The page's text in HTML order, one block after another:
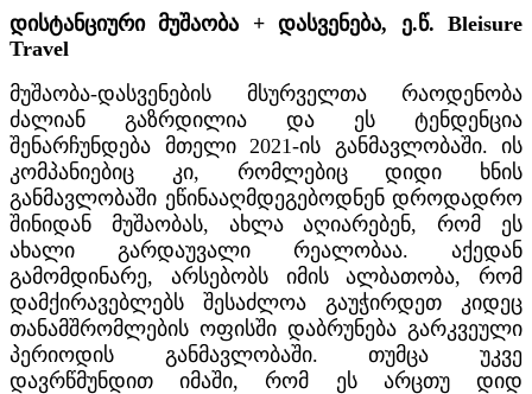
დისტანციური მუშაობა + დასვენება, ე.წ. Bleisure
Travel
მუშაობა-დასვენების მსურველთა რაოდენობა
ძალიან გაზრდილია და ეს ტენდენცია
შენარჩუნდება მთელი 2021-ის განმავლობაში. ის
კომპანიებიც კი, რომლებიც დიდი ხნის
განმავლობაში ეწინააღმდეგებოდნენ დროდადრო
შინიდან მუშაობას, ახლა აღიარებენ, რომ ეს
ახალი გარდაუვალი რეალობაა. აქედან
გამომდინარე, არსებობს იმის ალბათობა, რომ
დამქირავებლებს შესაძლოა გაუჭირდეთ კიდეც
თანამშრომლების ოფისში დაბრუნება გარკვეული
პერიოდის განმავლობაში. თუმცა უკვე
დავრწმუნდით იმაში, რომ ეს არცთუ დიდ